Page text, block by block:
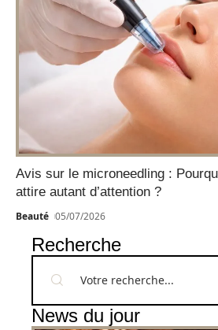
Avis sur le microneedling :
attire autant d’attention ?
Beauté 05/07/2026
Recherche
News du jour